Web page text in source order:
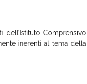
inerenti al tema